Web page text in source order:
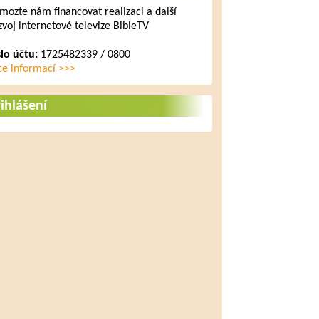
nám financovat realizaci a další
internetové televize BibleTV
účtu:1725482339 / 0800
informací >>>